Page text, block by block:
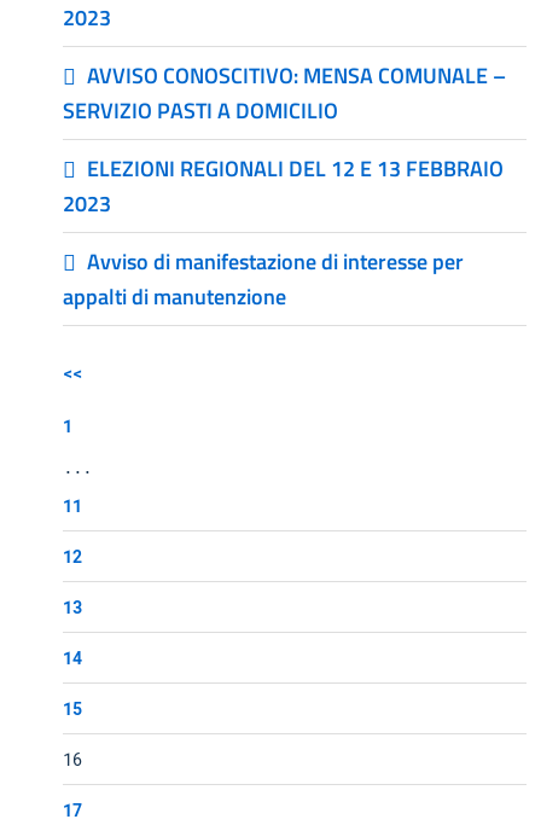
2023
AVVISO CONOSCITIVO: MENSA COMUNALE –
SERVIZIO PASTI A DOMICILIO
ELEZIONI REGIONALI DEL 12 E 13 FEBBRAIO
2023
Avviso di manifestazione di interesse per
appalti di manutenzione
<<
1
...
11
12
13
14
15
16
17